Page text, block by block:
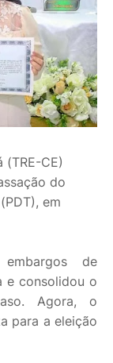
(TRE-CE)
do
em
de
e consolidou o
Agora, o
para a eleição